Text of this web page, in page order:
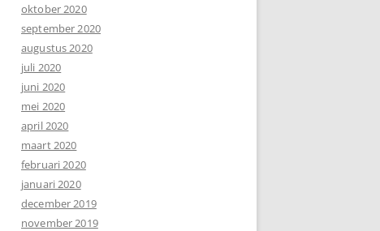
oktober 2020
september 2020
augustus 2020
juli 2020
juni 2020
mei 2020
april 2020
maart 2020
februari 2020
januari 2020
december 2019
november 2019